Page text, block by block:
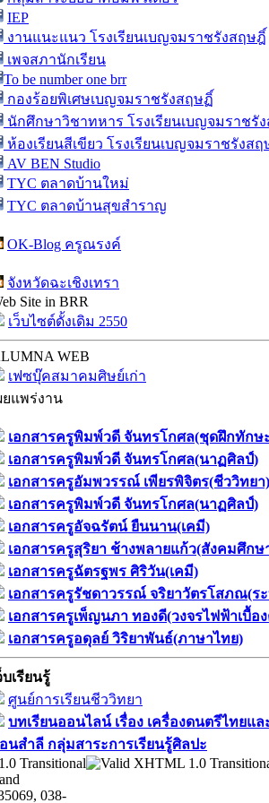
IEP
งานแนะแนว โรงเรียนเบญจมราชรังสฤษฎิ์
เพจสภานักเรียน
To be number one brr
กองร้อยพิเศษเบญจมราชรังสฤษฏิ์
นักศึกษาวิชาทหาร โรงเรียนเบญจมราชรั
ห้องเรียนสีเขียว โรงเรียนเบญจมราชรังสฤ
AV BEN Studio
TYC ตลาดบ้านใหม่
TYC ตลาดบ้านสุขสำราญ
OK-Blog ครูณรงค์
จังหวัดฉะเชิงเทรา
Site in BRR
เว็บไซต์ดั้งเดิม 2550
WEB
เฟซบุ๊คสมาคมศิษย์เก่า
ยแพร่งาน
เอกสารครูพิมพ์วดี จันทรโกศล(ชุดฝึกทักษ
เอกสารครูพิมพ์วดี จันทรโกศล(นาฏศิลป์)
เอกสารครูอัมพวรรณ์ เพียรพิจิตร(ชีววิทยา)
เอกสารครูพิมพ์วดี จันทรโกศล(นาฏศิลป์)
เอกสารครูอัจฉรัตน์ ยืนนาน(เคมี)
เอกสารครูสุริยา ช้างพลายแก้ว(สังคมศึกษ
เอกสารครูฉัตรฐพร ศิริวัน(เคมี)
เอกสารครูรัชดาวรรณ์ จริยาวัตรโสภณ(ร
เอกสารครูเพ็ญนภา ทองดี(วงจรไฟฟ้าเบื้อ
เอกสารครูอดุลย์ วิริยาพันธ์(ภาษาไทย)
บเรียนรู้
ศูนย์การเรียนชีววิทยา
บทเรียนออนไลน์​ เรื่อง​ เครื่องดนตรีไทย
นสำลี​ กลุ่มสาระการเรียนรู้ศิลปะ
038-